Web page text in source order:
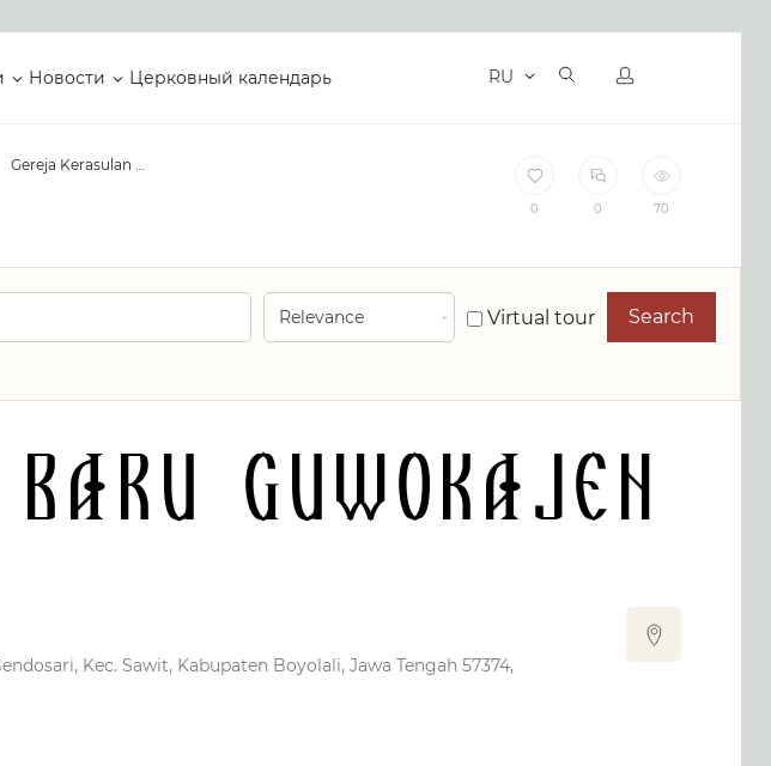
Новости Церковный календарь RU
Gereja Kerasulan Baru Guwokajen
0 0 70
Virtual tour Search
Guwokajen
Kec. Sawit, Kabupaten Boyolali, Jawa Tengah 57374,